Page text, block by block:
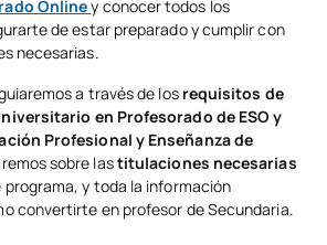
¿Qué necesito?
Onliney conocer todos los
de estar preparado y cumplir con
necesarias.
a través de los requisitos de
en Profesorado de ESO y
Profesional y Enseñanza de
sobre lastitulaciones necesarias
y toda la información
convertirte en profesor de Secundaria.